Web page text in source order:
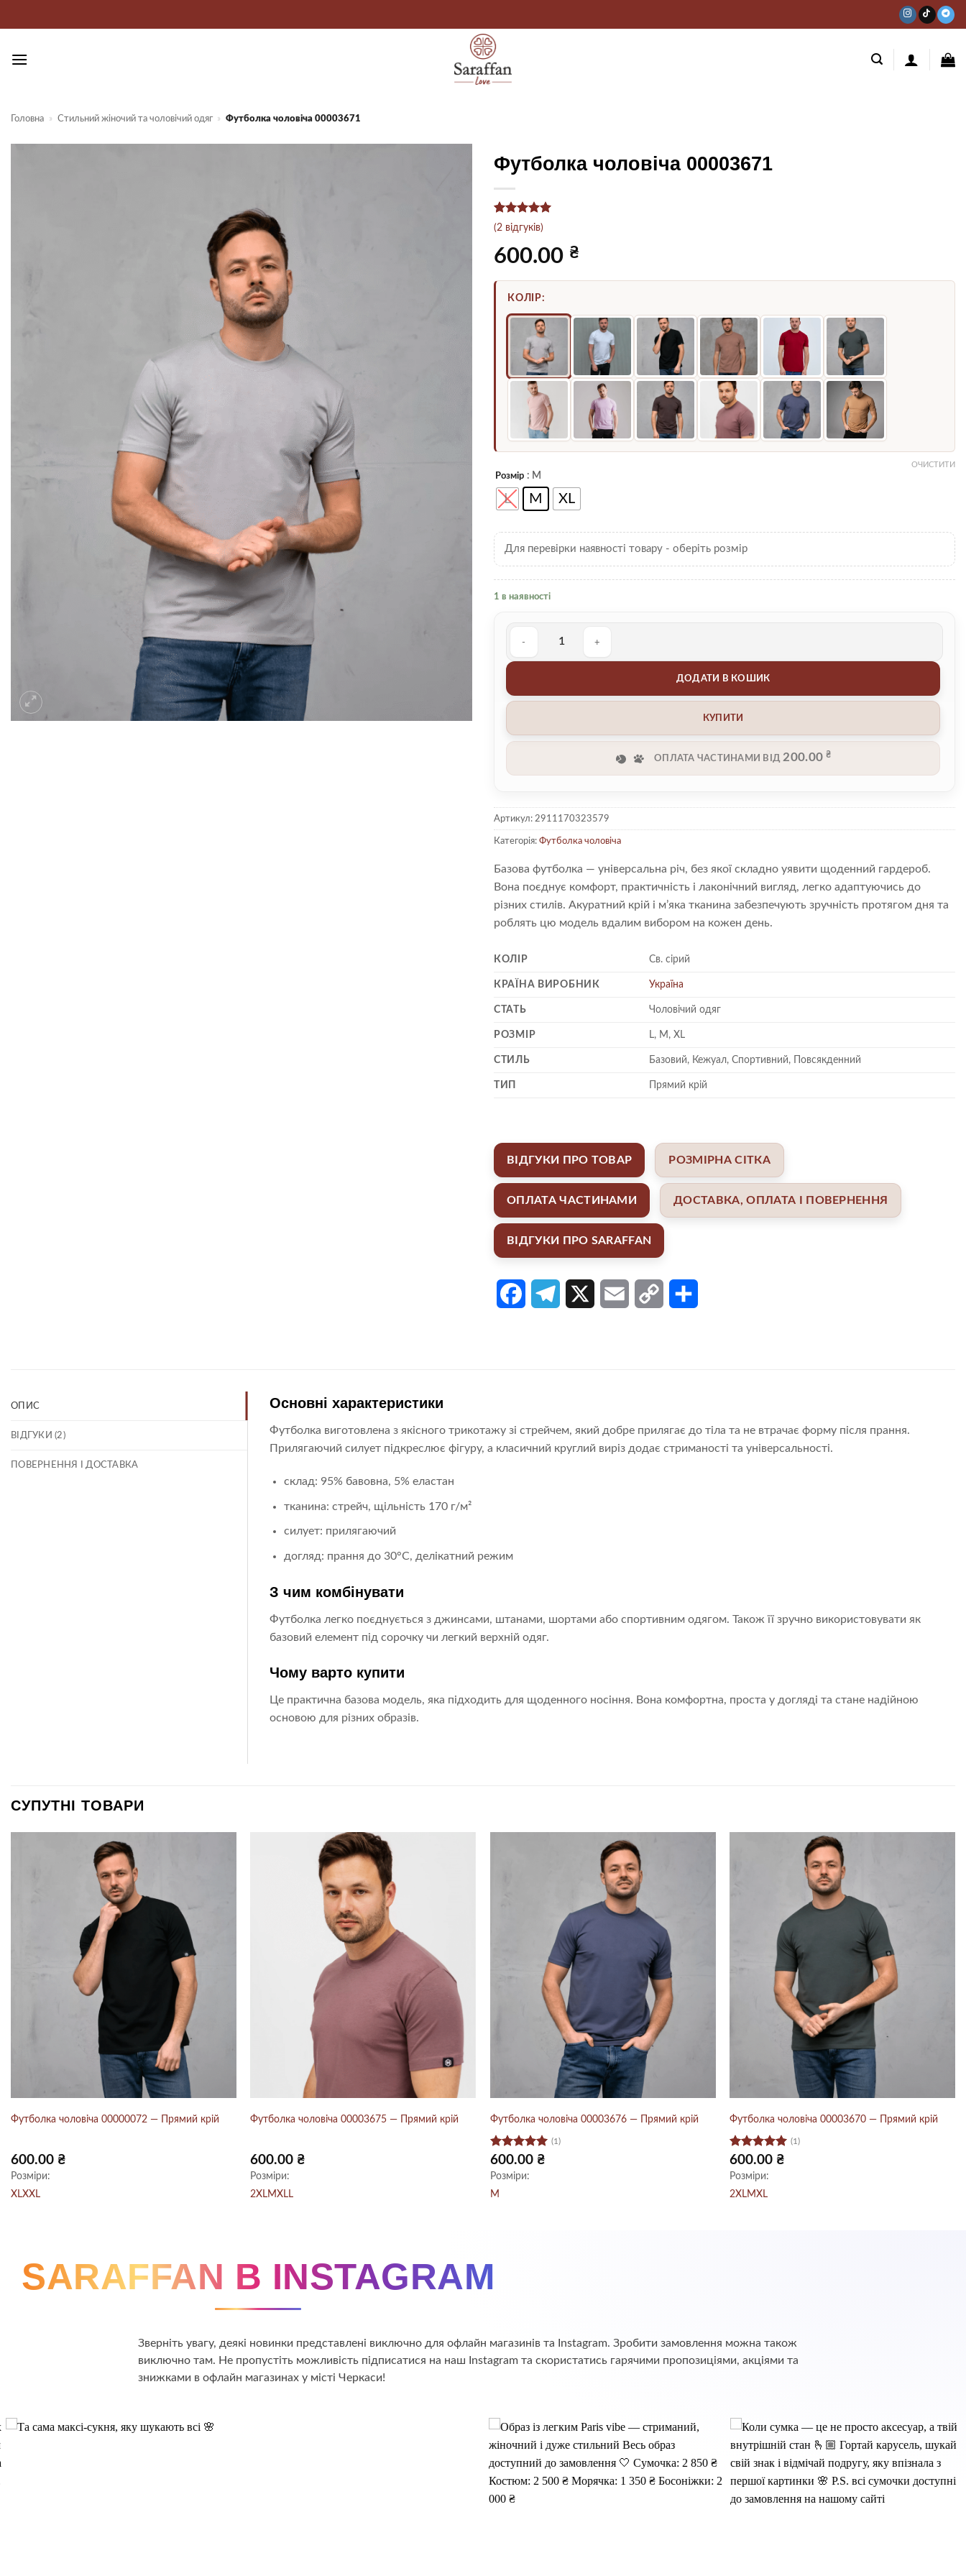
Головна » Стильний жіночий та чоловічий одяг » Футболка чоловіча 00003671
Футболка чоловіча 00003671
Рейтинг5
з 5 на
основі
опитування
2
(2 відгуків)
600.00 ₴
КОЛІР:
Розмір : M
L M XL
ОЧИСТИТИ
Для перевірки наявності товару - оберіть розмір
1 в наявності
ДОДАТИ В КОШИК
КУПИТИ
ОПЛАТА ЧАСТИНАМИ ВІД 200.00₴
Артикул: 2911170323579
Категорія: Футболка чоловіча
Базова футболка — універсальна річ, без якої складно уявити щоденний гардероб.
Вона поєднує комфорт, практичність і лаконічний вигляд, легко адаптуючись до
різних стилів. Акуратний крій і м’яка тканина забезпечують зручність протягом дня та
роблять цю модель вдалим вибором на кожен день.
КОЛІР Св. сірий
КРАЇНА ВИРОБНИК Україна
СТАТЬ Чоловічий одяг
РОЗМІР L, M, XL
СТИЛЬ Базовий, Кежуал, Спортивний, Повсякденний
ТИП Прямий крій
ВІДГУКИ ПРО ТОВАР РОЗМІРНА СІТКА
ОПЛАТА ЧАСТИНАМИ ДОСТАВКА, ОПЛАТА І ПОВЕРНЕННЯ
ВІДГУКИ ПРО SARAFFAN
FacebookTelegram Email Copy
ОПИС
ВІДГУКИ (2)
ПОВЕРНЕННЯ І ДОСТАВКА
Основні характеристики
Футболка виготовлена з якісного трикотажу зі стрейчем, який добре прилягає до тіла та не втрачає форму після прання.
Прилягаючий силует підкреслює фігуру, а класичний круглий виріз додає стриманості та універсальності.
склад: 95% бавовна, 5% еластан
тканина: стрейч, щільність 170 г/м²
силует: прилягаючий
догляд: прання до 30°C, делікатний режим
З чим комбінувати
Футболка легко поєднується з джинсами, штанами, шортами або спортивним одягом. Також її зручно використовувати як
базовий елемент під сорочку чи легкий верхній одяг.
Чому варто купити
Це практична базова модель, яка підходить для щоденного носіння. Вона комфортна, проста у догляді та стане надійною
основою для різних образів.
СУПУТНІ ТОВАРИ
Футболка чоловіча 00000072 — Прямий крій
600.00 ₴
Розміри:
XLXXL
Футболка чоловіча 00003675 — Прямий крій
600.00 ₴
Розміри:
2XLMXL L
Футболка чоловіча 00003676 — Прямий крій
Оцінено в
5 з 5
(1)
600.00 ₴
Розміри:
M
Футболка чоловіча 00003670 — Прямий крій
Оцінено в
5 з 5
(1)
600.00 ₴
Розміри:
2XLMXL
SARAFFAN В INSTAGRAM
Зверніть увагу, деякі новинки представлені виключно для офлайн магазинів та Instagram. Зробити замовлення можна також
виключно там. Не пропустіть можливість підписатися на наш Instagram та скористатись гарячими пропозиціями, акціями та
знижками в офлайн магазинах у місті Черкаси!